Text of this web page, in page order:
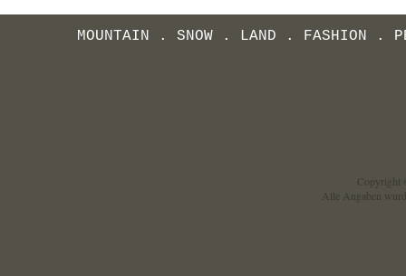
Copyright
Alle Angaben
MOUNTAIN . SNOW . LAND . FASHION .